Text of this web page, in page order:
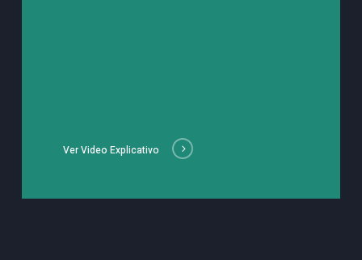
Ver Video Explicativo